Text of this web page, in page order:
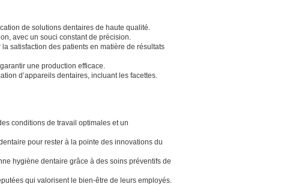
de solutions dentaires de haute qualité.
avec un souci constant de précision.
satisfaction des patients en matière de résultats
une production efficace.
d’appareils dentaires, incluant les facettes.
conditions de travail optimales et un
pour rester à la pointe des innovations du
hygiène dentaire grâce à des soins préventifs de
qui valorisent le bien-être de leurs employés.